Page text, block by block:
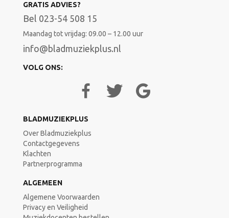
GRATIS ADVIES?
Bel 023-54 508 15
Maandag tot vrijdag: 09.00 – 12.00 uur
info@bladmuziekplus.nl
VOLG ONS:
BLADMUZIEKPLUS
Over Bladmuziekplus
Contactgegevens
Klachten
Partnerprogramma
ALGEMEEN
Algemene Voorwaarden
Privacy en Veiligheid